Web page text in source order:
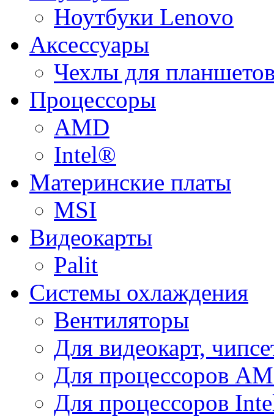
Ноутбуки Lenovo
Аксессуары
Чехлы для
Процессоры
AMD
Intel®
Материнские платы
MSI
Видеокарты
Palit
Системы охлаждения
Вентиляторы
Для видеокарт,
Для процессоров
Для процессоров